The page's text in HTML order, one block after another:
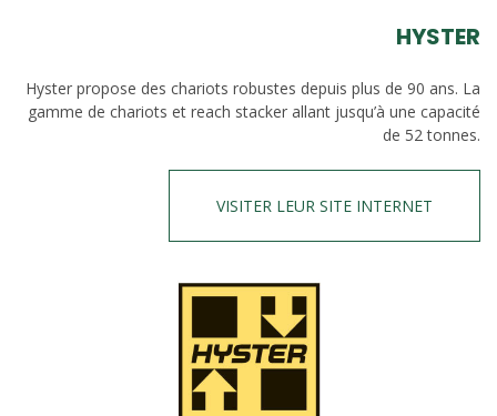
HYSTER
Hyster propose des chariots robustes depuis plus de 90 ans. La
gamme de chariots et reach stacker allant jusqu’à une capacité
de 52 tonnes.
VISITER LEUR SITE INTERNET